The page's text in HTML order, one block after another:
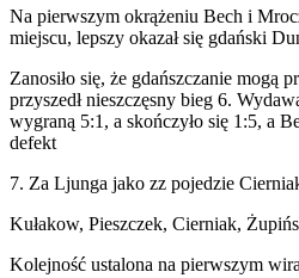
Na pierwszym okrążeniu Bech i
miejscu, lepszy okazał się gdański
Zanosiło się, że gdańszczanie mogą
przyszedł nieszczęsny bieg 6.
wygraną 5:1, a skończyło się 1:5, a
defekt
7. Za Ljunga jako zz pojedzie
Kułakow, Pieszczek, Cierniak,
Kolejność ustalona na pierwszym